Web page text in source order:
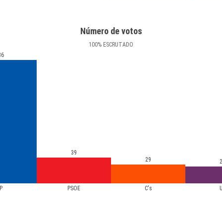
Número de votos
100% ESCRUTADO
PSOE C's
39
29